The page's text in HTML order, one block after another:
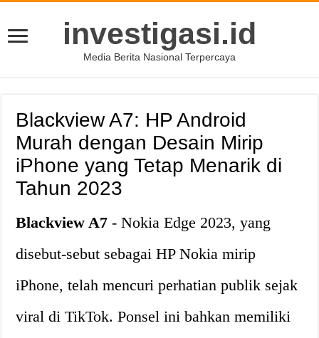
investigasi.id
Media Berita Nasional Terpercaya
Blackview A7: HP Android
Murah dengan Desain Mirip
iPhone yang Tetap Menarik di
Tahun 2023
Blackview A7 - Nokia Edge 2023, yang
disebut-sebut sebagai HP Nokia mirip
iPhone, telah mencuri perhatian publik sejak
viral di TikTok. Ponsel ini bahkan memiliki